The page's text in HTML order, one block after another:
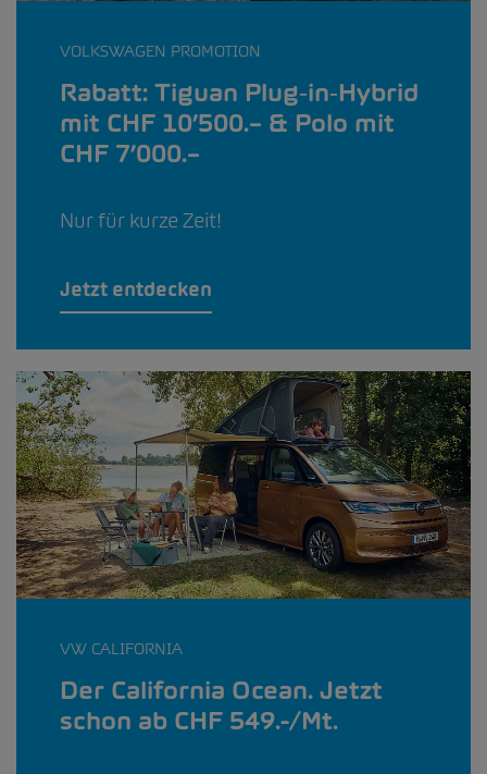
VOLKSWAGEN PROMOTION
Rabatt: Tiguan Plug‑in‑Hybrid
mit CHF 10’500.– & Polo mit
CHF 7’000.–
Nur für kurze Zeit!
Jetzt entdecken
VW CALIFORNIA
Der California Ocean. Jetzt
schon ab CHF 549.-/Mt.